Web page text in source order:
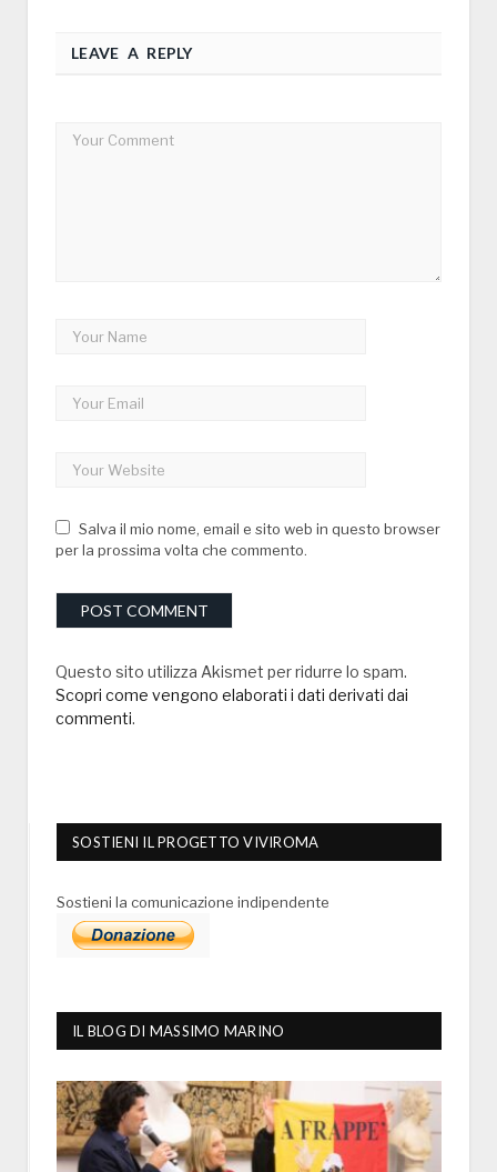
LEAVE A REPLY
Salva il mio nome, email e sito web in questo browser
per la prossima volta che commento.
Questo sito utilizza Akismet per ridurre lo spam.
Scopri come vengono elaborati i dati derivati dai
commenti.
SOSTIENI IL PROGETTO VIVIROMA
Sostieni la comunicazione indipendente
IL BLOG DI MASSIMO MARINO